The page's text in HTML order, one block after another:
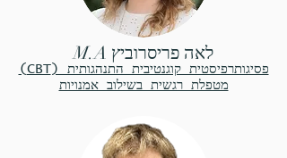
לאה פריסרוביץ M.A
פסיגותרפיסטית קוגנטיבית התנהגותית (CBT)
מטפלת רגשית בשילוב אמנויות